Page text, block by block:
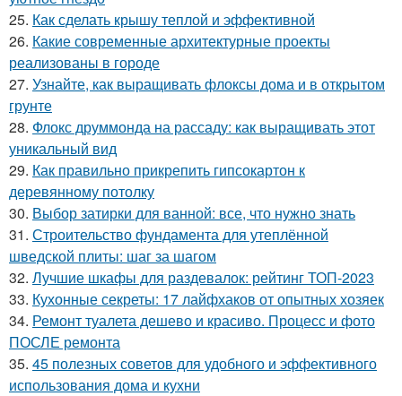
25. Как сделать крышу теплой и эффективной
26. Какие современные архитектурные проекты
реализованы в городе
27. Узнайте, как выращивать флоксы дома и в открытом
грунте
28. Флокс друммонда на рассаду: как выращивать этот
уникальный вид
29. Как правильно прикрепить гипсокартон к
деревянному потолку
30. Выбор затирки для ванной: все, что нужно знать
31. Строительство фундамента для утеплённой
шведской плиты: шаг за шагом
32. Лучшие шкафы для раздевалок: рейтинг ТОП-2023
33. Кухонные секреты: 17 лайфхаков от опытных хозяек
34. Ремонт туалета дешево и красиво. Процесс и фото
ПОСЛЕ ремонта
35. 45 полезных советов для удобного и эффективного
использования дома и кухни